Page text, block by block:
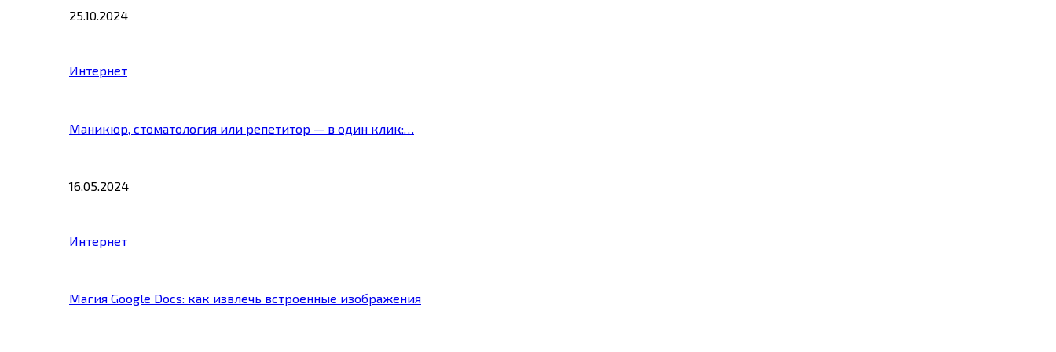
25.10.2024
Интернет
Маникюр, стоматология или репетитор — в один клик:…
16.05.2024
Интернет
Магия Google Docs: как извлечь встроенные изображения